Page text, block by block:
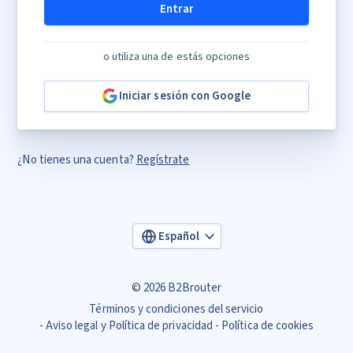
Entrar
o utiliza una de estás opciones
Iniciar sesión con Google
¿No tienes una cuenta? Regístrate
Español
© 2026 B2Brouter
Términos y condiciones del servicio
Aviso legal y Política de privacidad
Política de cookies